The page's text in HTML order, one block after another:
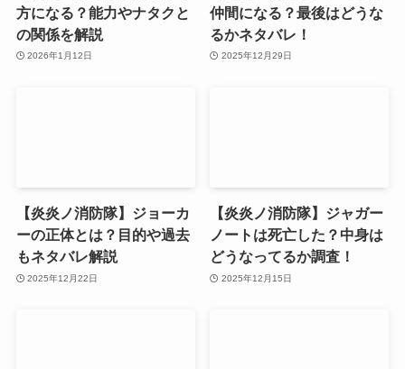
方になる？能力やナタクと
の関係を解説
2026年1月12日
仲間になる？最後はどうな
るかネタバレ！
2025年12月29日
【炎炎ノ消防隊】ジョーカ
ーの正体とは？目的や過去
もネタバレ解説
2025年12月22日
【炎炎ノ消防隊】ジャガー
ノートは死亡した？中身は
どうなってるか調査！
2025年12月15日